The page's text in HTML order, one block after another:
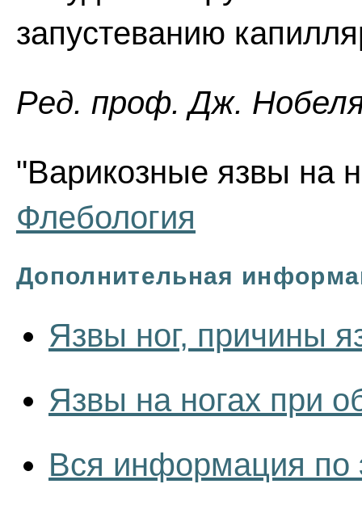
запустеванию
Ред. проф. Дж.
"Варикозные язвы на
Флебология
Дополнительная
Язвы ног, причины
Язвы на ногах при
Вся информация по